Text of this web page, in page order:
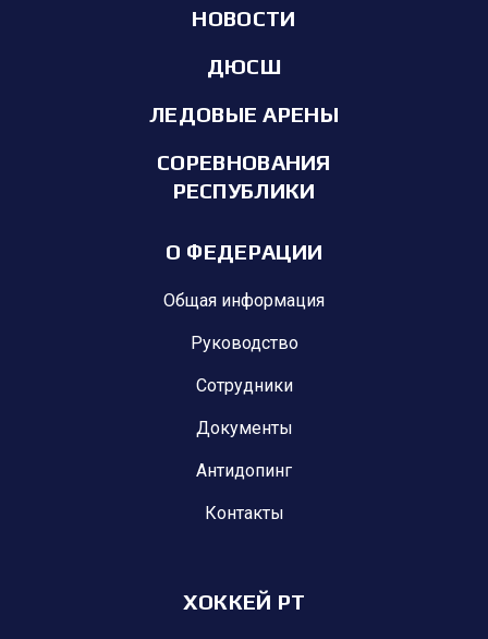
НОВОСТИ
ДЮСШ
ЛЕДОВЫЕ АРЕНЫ
СОРЕВНОВАНИЯ
РЕСПУБЛИКИ
О ФЕДЕРАЦИИ
Общая информация
Руководство
Сотрудники
Документы
Антидопинг
Контакты
ХОККЕЙ РТ